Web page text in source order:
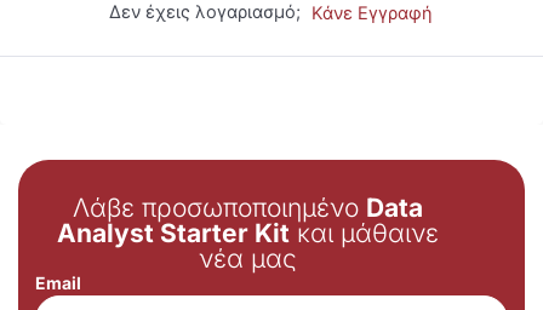
Δεν έχεις λογαριασμό; Κάνε Εγγραφή
Λάβε προσωποποιημένο Data
Analyst Starter Kit και μάθαινε
νέα μας
Email